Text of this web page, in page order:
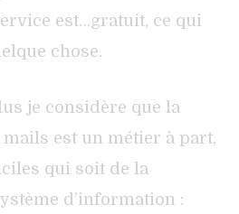
est…gratuit, ce qui
chose.
je considère que la
est un métier à part,
qui soit de la
d’information :